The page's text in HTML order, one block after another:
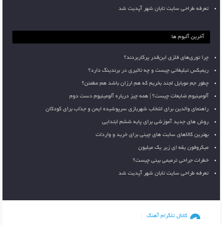
تعرفه طراحی سایت تابان شهر آپدیت شد
آخرین آلبوم ها
چرا توری‌های فلزی این‌قدر پرکاربردند؟
ریمیکس تبلیغاتی چیست و چه تاثیری در برندینگ دارد؟
چطور جم موبایل لجند بخریم که هم ارزان باشد هم مطمئن؟
آلومینیوم ضایعات چیست؟ | همه چیز درباره آلومینیوم دست دوم
راهنمای والدین برای انتخاب شهربازی سرپوشیده ایمن و جذاب برای کودکان
روش های جدید آموزشی برای پایه ششم ابتدایی
بهترین کالاهای سایت های چینی برای خرید و واردات
میکروفون یقه ای زیر یک میلیون
خطرات جراحی ترمیمی بینی چیست؟
تعرفه طراحی سایت تابان شهر آپدیت شد
کانال تلگرام آهنگ